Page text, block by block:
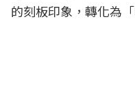
的刻板印象，轉化為